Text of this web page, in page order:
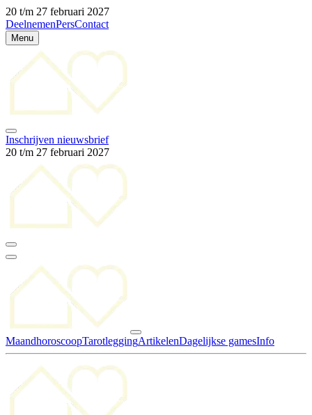
20 t/m 27 februari 2027
DeelnemenPersContact
Menu
Inschrijven nieuwsbrief
20 t/m 27 februari 2027
MaandhoroscoopTarotleggingArtikelenDagelijkse gamesInfo